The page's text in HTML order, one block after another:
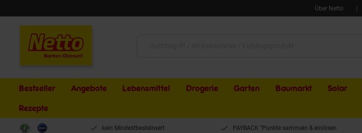
Über Netto
Bestseller Angebote Lebensmittel Drogerie Garten Baumarkt Solar
Rezepte
kein Mindestbestellwert PAYBACK °Punkte sammeln & einlösen